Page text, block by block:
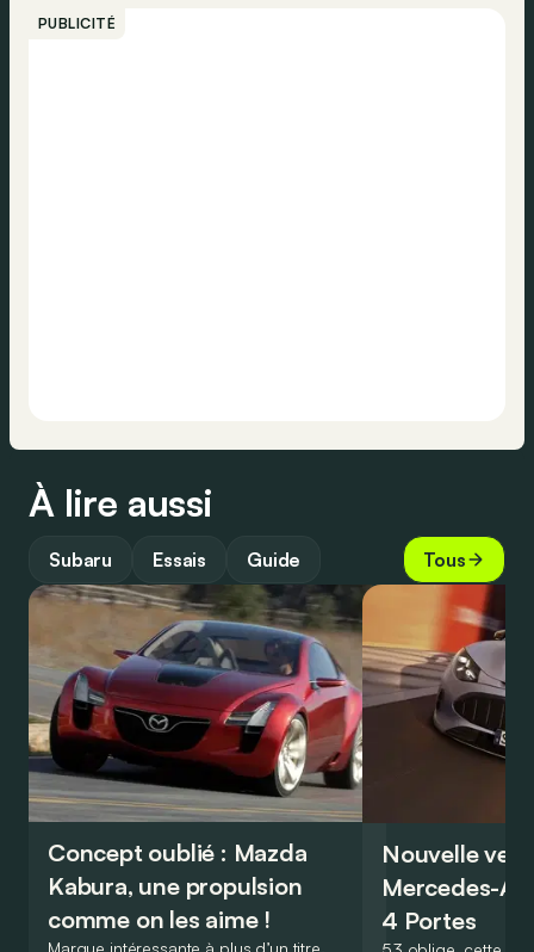
PUBLICITÉ
À lire aussi
Subaru Essais Guide Tous
Concept oublié : Mazda
Kabura, une propulsion
comme on les aime !
Nouvelle
Mercedes-
4 Portes